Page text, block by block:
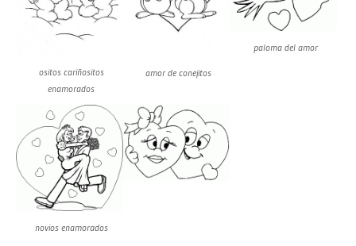
ositos cariñositos
enamorados
amor de conejitos
paloma del amor
novios enamorados